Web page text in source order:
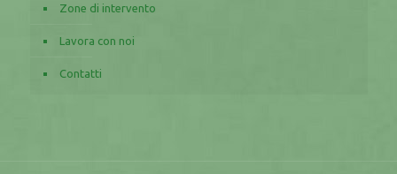
Zone di intervento
Lavora con noi
Contatti